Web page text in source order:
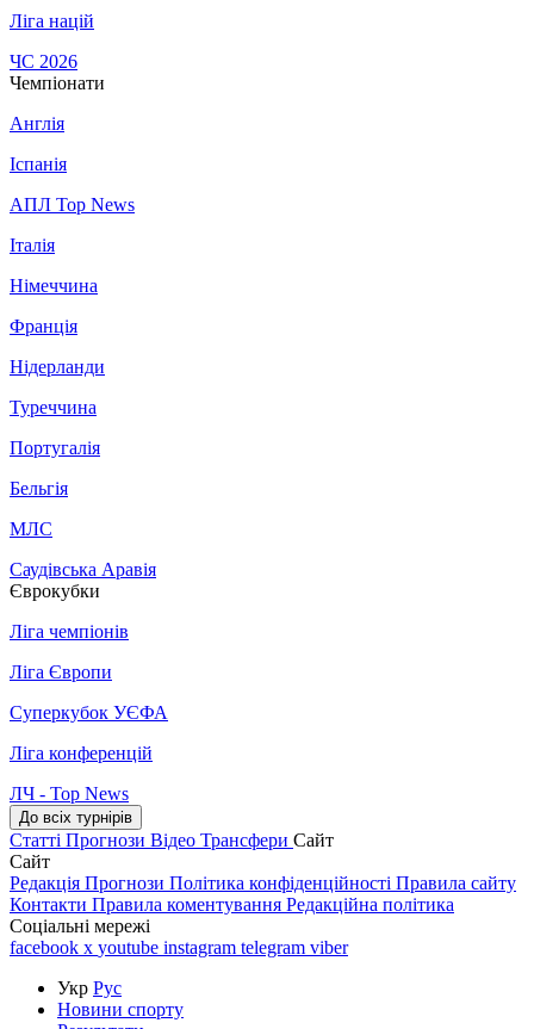
Ліга націй
ЧС 2026
Чемпіонати
Англія
Іспанія
АПЛ Top News
Італія
Німеччина
Франція
Нідерланди
Туреччина
Португалія
Бельгія
МЛС
Саудівська Аравія
Єврокубки
Ліга чемпіонів
Ліга Європи
Суперкубок УЄФА
Ліга конференцій
ЛЧ - Top News
До всіх турнірів
Статті Прогнози Відео Трансфери Сайт
Сайт
Редакція Прогнози Політика конфіденційності Правила сайту
Контакти Правила коментування Редакційна політика
Соціальні мережі
facebook x youtube instagram telegram viber
Укр Рус
Новини спорту